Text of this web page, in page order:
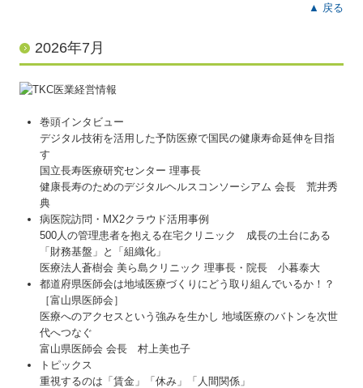
創業支援サービス
円満な相続・事業承継を支援
求人情報
お客様の声
お問合せ
よくあるご質問
リンク集
▲ 戻る
2026年7月
巻頭インタビュー
デジタル技術を活用した予防医療で国民の健康寿命延伸を目指
す
国立長寿医療研究センター 理事長
健康長寿のためのデジタルヘルスコンソーシアム 会長 荒井秀
典
病医院訪問・MX2クラウド活用事例
500人の管理患者を抱える在宅クリニック 成長の土台にある
「財務基盤」と「組織化」
医療法人蒼樹会 美ら島クリニック 理事長・院長 小暮泰大
都道府県医師会は地域医療づくりにどう取り組んでいるか！？
［富山県医師会］
医療へのアクセスという強みを生かし 地域医療のバトンを次世
代へつなぐ
富山県医師会 会長 村上美也子
トピックス
重視するのは「賃金」「休み」「人間関係」